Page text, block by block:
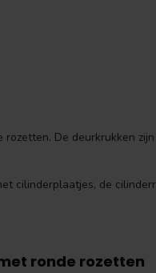
De deurkrukken
cilinderplaatjes, de
ronde rozetten